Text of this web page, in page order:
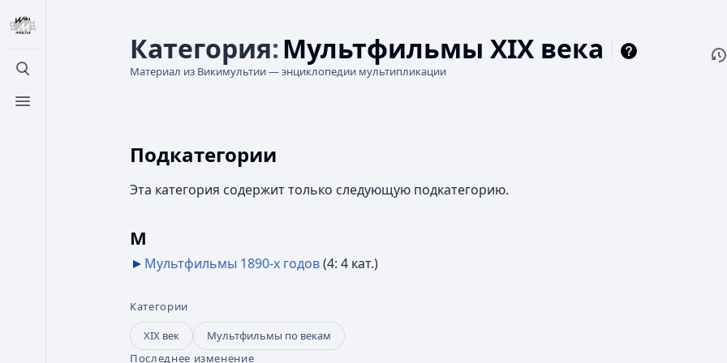
Открыть поиск
Открыть меню
Категория:Мультфильмы XIX века
Материал из Викимультии — энциклопедии мультипликации
Подкатегории
Эта категория содержит только следующую подкатегорию.
М
Мультфильмы 1890-х годов(4: 4 кат.)
Категории
XIX век
Мультфильмы по векам
Последнее изменение